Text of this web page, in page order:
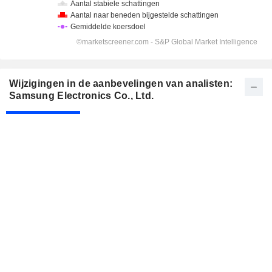
Wijzigingen in de aanbevelingen van analisten:
Samsung Electronics Co., Ltd.